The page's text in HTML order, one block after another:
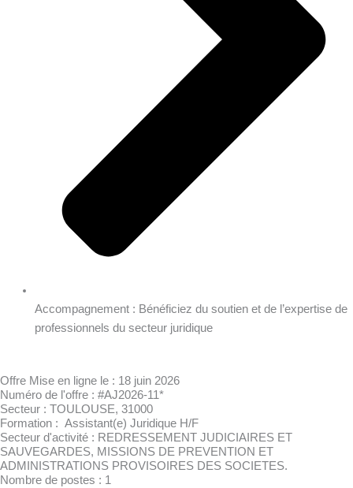
Accompagnement : Bénéficiez du soutien et de l’expertise de
professionnels du secteur juridique
Offre Mise en ligne le : 18 juin 2026
Numéro de l'offre : #AJ2026-11*
Secteur : TOULOUSE, 31000
Formation : Assistant(e) Juridique H/F
Secteur d'activité : REDRESSEMENT JUDICIAIRES ET
SAUVEGARDES, MISSIONS DE PREVENTION ET
ADMINISTRATIONS PROVISOIRES DES SOCIETES.
Nombre de postes : 1